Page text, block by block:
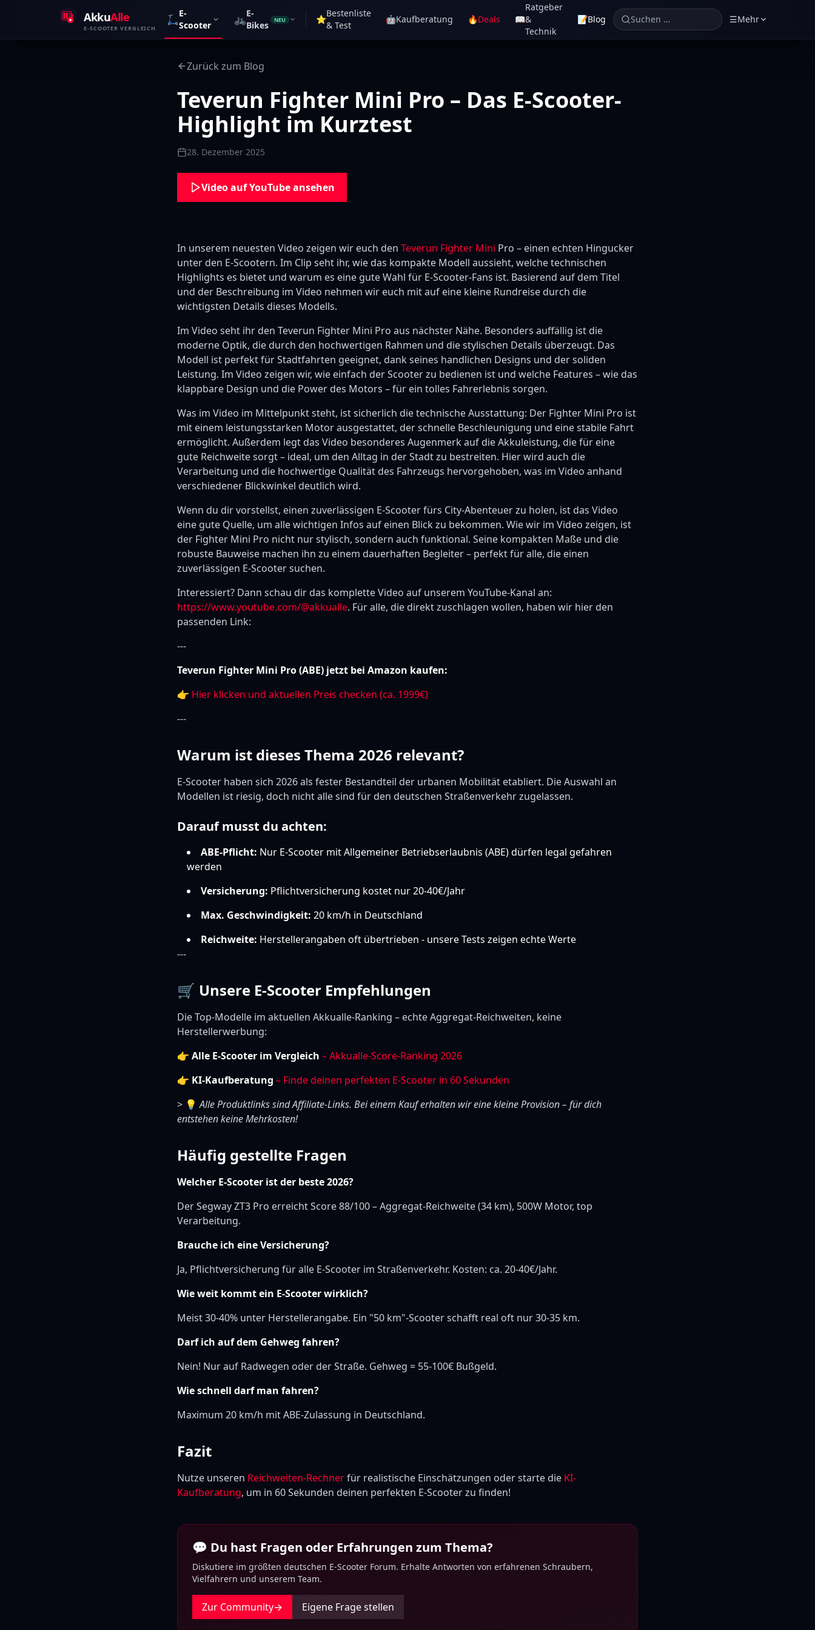
AkkuAlle
E-SCOOTER VERGLEICH
🛴E-
Scooter
🚲E-
Bikes
NEU ⭐
Bestenliste
& Test
🤖Kaufberatung 🔥Deals 📖
Ratgeber
&
Technik
📝Blog Suchen … ☰Mehr
Zurück zum Blog
Teverun Fighter Mini Pro – Das E-Scooter-
Highlight im Kurztest
28. Dezember 2025
Video auf YouTube ansehen
In unserem neuesten Video zeigen wir euch den Teverun Fighter Mini Pro – einen echten Hingucker
unter den E-Scootern. Im Clip seht ihr, wie das kompakte Modell aussieht, welche technischen
Highlights es bietet und warum es eine gute Wahl für E-Scooter-Fans ist. Basierend auf dem Titel
und der Beschreibung im Video nehmen wir euch mit auf eine kleine Rundreise durch die
wichtigsten Details dieses Modells.
Im Video seht ihr den Teverun Fighter Mini Pro aus nächster Nähe. Besonders auffällig ist die
moderne Optik, die durch den hochwertigen Rahmen und die stylischen Details überzeugt. Das
Modell ist perfekt für Stadtfahrten geeignet, dank seines handlichen Designs und der soliden
Leistung. Im Video zeigen wir, wie einfach der Scooter zu bedienen ist und welche Features – wie das
klappbare Design und die Power des Motors – für ein tolles Fahrerlebnis sorgen.
Was im Video im Mittelpunkt steht, ist sicherlich die technische Ausstattung: Der Fighter Mini Pro ist
mit einem leistungsstarken Motor ausgestattet, der schnelle Beschleunigung und eine stabile Fahrt
ermöglicht. Außerdem legt das Video besonderes Augenmerk auf die Akkuleistung, die für eine
gute Reichweite sorgt – ideal, um den Alltag in der Stadt zu bestreiten. Hier wird auch die
Verarbeitung und die hochwertige Qualität des Fahrzeugs hervorgehoben, was im Video anhand
verschiedener Blickwinkel deutlich wird.
Wenn du dir vorstellst, einen zuverlässigen E-Scooter fürs City-Abenteuer zu holen, ist das Video
eine gute Quelle, um alle wichtigen Infos auf einen Blick zu bekommen. Wie wir im Video zeigen, ist
der Fighter Mini Pro nicht nur stylisch, sondern auch funktional. Seine kompakten Maße und die
robuste Bauweise machen ihn zu einem dauerhaften Begleiter – perfekt für alle, die einen
zuverlässigen E-Scooter suchen.
Interessiert? Dann schau dir das komplette Video auf unserem YouTube-Kanal an:
https://www.youtube.com/@akkualle. Für alle, die direkt zuschlagen wollen, haben wir hier den
passenden Link:
---
Teverun Fighter Mini Pro (ABE) jetzt bei Amazon kaufen:
👉 Hier klicken und aktuellen Preis checken (ca. 1999€)
---
Warum ist dieses Thema 2026 relevant?
E-Scooter haben sich 2026 als fester Bestandteil der urbanen Mobilität etabliert. Die Auswahl an
Modellen ist riesig, doch nicht alle sind für den deutschen Straßenverkehr zugelassen.
Darauf musst du achten:
ABE-Pflicht: Nur E-Scooter mit Allgemeiner Betriebserlaubnis (ABE) dürfen legal gefahren
werden
Versicherung: Pflichtversicherung kostet nur 20-40€/Jahr
Max. Geschwindigkeit: 20 km/h in Deutschland
Reichweite: Herstellerangaben oft übertrieben - unsere Tests zeigen echte Werte
---
🛒 Unsere E-Scooter Empfehlungen
Die Top-Modelle im aktuellen Akkualle-Ranking – echte Aggregat-Reichweiten, keine
Herstellerwerbung:
👉 Alle E-Scooter im Vergleich – Akkualle-Score-Ranking 2026
👉 KI-Kaufberatung – Finde deinen perfekten E-Scooter in 60 Sekunden
> 💡Alle Produktlinks sind Affiliate-Links. Bei einem Kauf erhalten wir eine kleine Provision – für dich
entstehen keine Mehrkosten!
Häufig gestellte Fragen
Welcher E-Scooter ist der beste 2026?
Der Segway ZT3 Pro erreicht Score 88/100 – Aggregat-Reichweite (34 km), 500W Motor, top
Verarbeitung.
Brauche ich eine Versicherung?
Ja, Pflichtversicherung für alle E-Scooter im Straßenverkehr. Kosten: ca. 20-40€/Jahr.
Wie weit kommt ein E-Scooter wirklich?
Meist 30-40% unter Herstellerangabe. Ein "50 km"-Scooter schafft real oft nur 30-35 km.
Darf ich auf dem Gehweg fahren?
Nein! Nur auf Radwegen oder der Straße. Gehweg = 55-100€ Bußgeld.
Wie schnell darf man fahren?
Maximum 20 km/h mit ABE-Zulassung in Deutschland.
Fazit
Nutze unseren Reichweiten-Rechnerfür realistische Einschätzungen oder starte die KI-
Kaufberatung, um in 60 Sekunden deinen perfekten E-Scooter zu finden!
💬 Du hast Fragen oder Erfahrungen zum Thema?
Diskutiere im größten deutschen E-Scooter Forum. Erhalte Antworten von erfahrenen Schraubern,
Vielfahrern und unserem Team.
Zur Community→ Eigene Frage stellen